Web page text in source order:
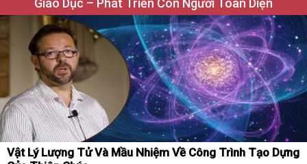
Giáo Dục – Phát Triển Con Người Toàn Diện
Vật Lý Lượng Tử Và Mầu Nhiệm Về Công Trình Tạo Dựng